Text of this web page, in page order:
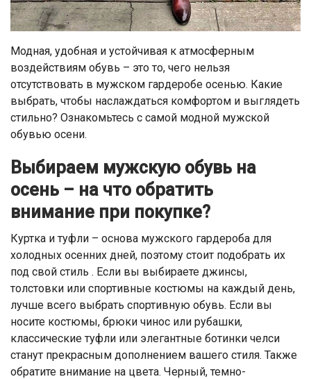
Модная, удобная и устойчивая к атмосферным
воздействиям обувь – это то, чего нельзя
отсутствовать в мужском гардеробе осенью. Какие
выбрать, чтобы наслаждаться комфортом и выглядеть
стильно? Ознакомьтесь с самой модной мужской
обувью осени.
Выбираем мужскую обувь на
осень – на что обратить
внимание при покупке?
Куртка и туфли – основа мужского гардероба для
холодных осенних дней, поэтому стоит подобрать их
под свой стиль . Если вы выбираете джинсы,
толстовки или спортивные костюмы на каждый день,
лучше всего выбрать спортивную обувь. Если вы
носите костюмы, брюки чинос или рубашки,
классические туфли или элегантные ботинки челси
станут прекрасным дополнением вашего стиля. Также
обратите внимание на цвета. Черный, темно-